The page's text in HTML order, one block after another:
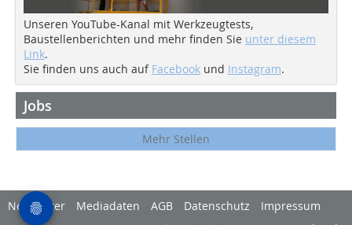
Unseren YouTube-Kanal mit Werkzeugtests,
Baustellenberichten und mehr finden Sie unter diesem
Link.
Sie finden uns auch auf Facebook und Instagram.
Jobs
Mehr Stellen
Newsletter Mediadaten AGB Datenschutz
Impressum